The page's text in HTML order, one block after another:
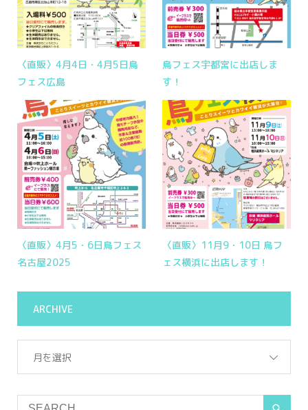
〈直販〉4月4日・4月5日鳥
フェス広島
鳥フェス宇都宮に出店しま
す！
〈直販〉4月5・6日鳥フェス
名古屋2025
〈直販〉11月9・10日 鳥フ
ェス横浜に出店します！
ARCHIVE
月を選択